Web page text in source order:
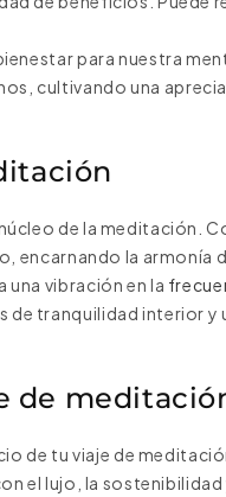
para nuestra
cultivando una
de la meditación.
encarnando la armonía
vibración en la
de tranquilidad interior y
de
de tu viaje de
el lujo, la